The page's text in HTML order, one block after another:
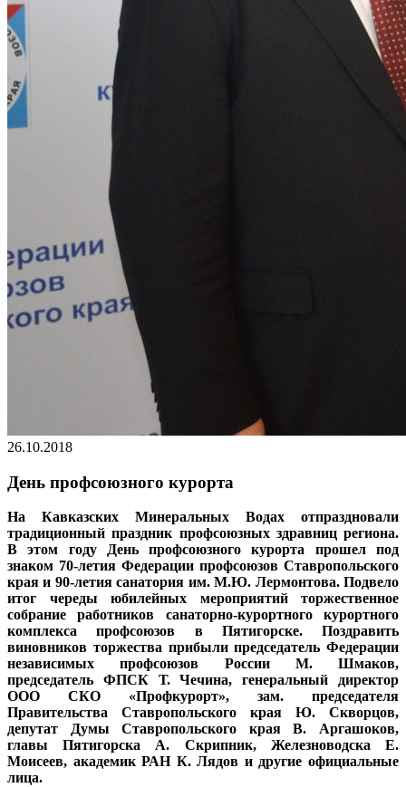
26.10.2018
День профсоюзного курорта
На Кавказских Минеральных Водах отпраздновали
традиционный праздник профсоюзных здравниц региона.
В этом году День профсоюзного курорта прошел под
знаком 70-летия Федерации профсоюзов Ставропольского
края и 90-летия санатория им. М.Ю. Лермонтова. Подвело
итог череды юбилейных мероприятий торжественное
собрание работников санаторно-курортного курортного
комплекса профсоюзов в Пятигорске. Поздравить
виновников торжества прибыли председатель Федерации
независимых профсоюзов России М. Шмаков,
председатель ФПСК Т. Чечина, генеральный директор
ООО СКО «Профкурорт», зам. председателя
Правительства Ставропольского края Ю. Скворцов,
депутат Думы Ставропольского края В. Аргашоков,
главы Пятигорска А. Скрипник, Железноводска Е.
Моисеев, академик РАН К. Лядов и другие официальные
лица.